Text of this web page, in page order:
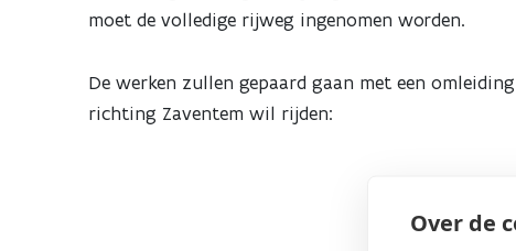
Over de
moet de volledige rijweg ingenomen worden.
De werken zullen gepaard gaan met een
richting Zaventem wil rijden: